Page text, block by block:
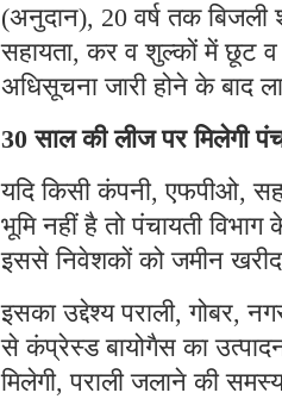
(अनुदान), 20 वर्ष तक बिजली
सहायता, कर व शुल्कों में छूट व
अधिसूचना जारी होने के बाद
30 साल की लीज पर मिलेगी
यदि किसी कंपनी, एफपीओ,
भूमि नहीं है तो पंचायती
इससे निवेशकों को जमीन
इसका उद्देश्य पराली, गोबर,
से कंप्रेस्ड बायोगैस का
मिलेगी, पराली जलाने की